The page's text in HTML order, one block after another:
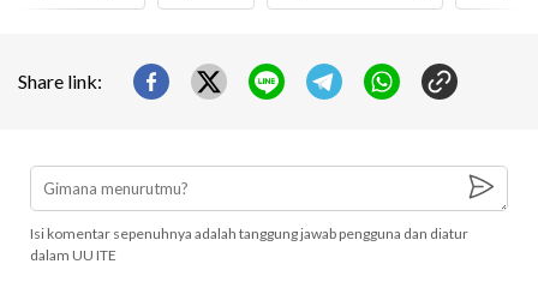
Share link:
Isi komentar sepenuhnya adalah tanggung jawab pengguna dan diatur
dalam UU ITE